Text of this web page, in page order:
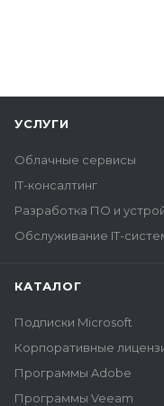
УСЛУГИ
Облачные сервисы
IT-консалтинг
Разработка ПО и
Обслуживание IT-
КАТАЛОГ
Подписки Microsoft
Корпоративные
Программы Adobe
Программы Veeam